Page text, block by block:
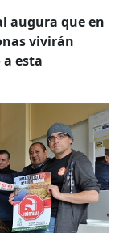
augura que en
vivirán
a esta